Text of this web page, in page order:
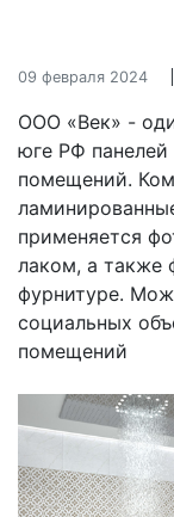
09 февраля 2024
ООО «Век» -
юге РФ панелей
помещений.
применяется
лаком, а также
фурнитуре.
социальных
помещений